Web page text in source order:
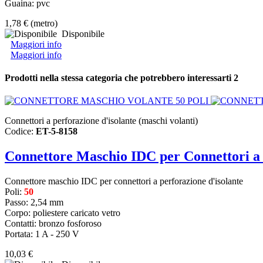
Guaina: pvc
1,78 € (metro)
Disponibile
Maggiori info
Maggiori info
Prodotti nella stessa categoria che potrebbero interessarti 2
Connettori a perforazione d'isolante (maschi volanti)
Codice: ET-5-8158
Connettore Maschio IDC per Connettori
Connettore maschio IDC per connettori a perforazione d'isolante
Poli: 50
Passo: 2,54 mm
Corpo: poliestere caricato vetro
Contatti: bronzo fosforoso
Portata: 1 A - 250 V
10,03 €